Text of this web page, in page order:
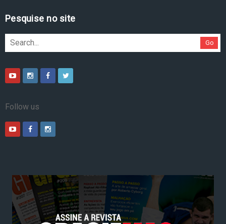
Pesquise no site
Go
Follow us